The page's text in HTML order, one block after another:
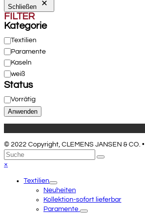
Schließen
FILTER
Kategorie
Kategorie
Textilien
Paramente
Kaseln
weiß
Status
Verfügbarkeit
Vorrätig
Anwenden
© 2022 Copyright, CLEMENS JANSEN & CO. •
An
den
scrollen
Suche
Senden
×
menuTextilien
Neuheiten
Kollektion-sofort lieferbar
Paramente